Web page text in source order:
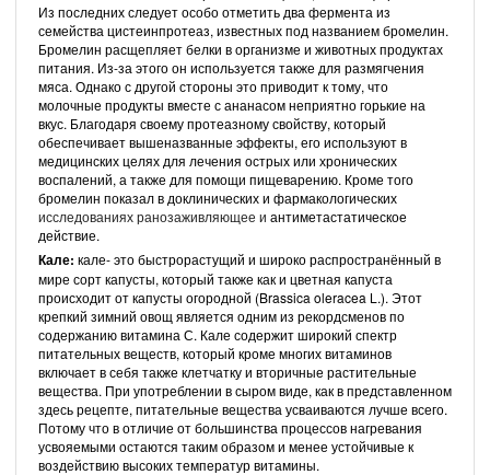
Из последних следует особо отметить два фермента из
семейства цистеинпротеаз, известных под названием бромелин.
Бромелин расщепляет белки в организме и животных продуктах
питания. Из-за этого он используется также для размягчения
мяса. Однако с другой стороны это приводит к тому, что
молочные продукты вместе с ананасом неприятно горькие на
вкус. Благодаря своему протеазному свойству, который
обеспечивает вышеназванные эффекты, его используют в
медицинских целях для лечения острых или хронических
воспалений, а также для помощи пищеварению. Кроме того
бромелин показал в доклинических и фармакологических
исследованиях ранозаживляющее и антиметастатическое
действие.
Кале: кале- это быстрорастущий и широко распространённый в
мире сорт капусты, который также как и цветная капуста
происходит от капусты огородной (Brassica oleracea L.). Этот
крепкий зимний овощ является одним из рекордсменов по
содержанию витамина С. Кале содержит широкий спектр
питательных веществ, который кроме многих витаминов
включает в себя также клетчатку и вторичные растительные
вещества. При употреблении в сыром виде, как в представленном
здесь рецепте, питательные вещества усваиваются лучше всего.
Потому что в отличие от большинства процессов нагревания
усвояемыми остаются таким образом и менее устойчивые к
воздействию высоких температур витамины.